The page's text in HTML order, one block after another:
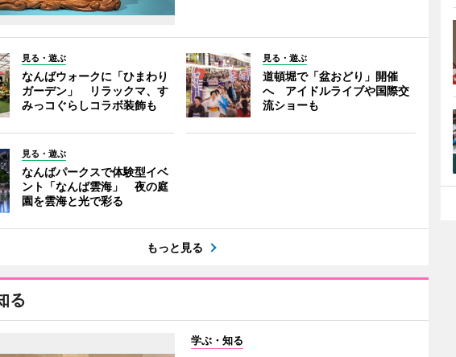
見る・遊ぶ
なんばウォークに「ひまわり
ガーデン」 リラックマ、す
みっコぐらしコラボ装飾も
見る・遊ぶ
道頓堀で「盆おどり」開催
へ アイドルライブや国際交
流ショーも
見る・遊ぶ
なんばパークスで体験型イベ
ント「なんば雲海」 夜の庭
園を雲海と光で彩る
もっと見る
る
学ぶ・知る